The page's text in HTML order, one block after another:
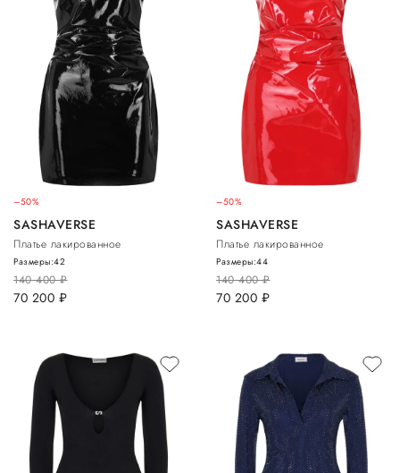
–50%
SASHAVERSE
Платье лакированное
140 400руб.
70 200 руб.
Размеры:42
–50%
SASHAVERSE
Платье лакированное
140 400руб.
70 200 руб.
Размеры:44